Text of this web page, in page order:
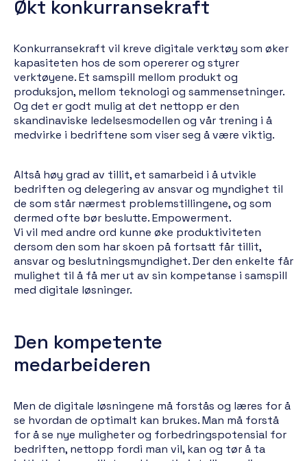
Økt konkurransekraft
Konkurransekraft vil kreve digitale verktøy som øker
kapasiteten hos de som opererer og styrer
verktøyene. Et samspill mellom produkt og
produksjon, mellom teknologi og sammensetninger.
Og det er godt mulig at det nettopp er den
skandinaviske ledelsesmodellen og vår trening i å
medvirke i bedriftene som viser seg å være viktig.
Altså høy grad av tillit, et samarbeid i å utvikle
bedriften og delegering av ansvar og myndighet til
de som står nærmest problemstillingene, og som
dermed ofte bør beslutte. Empowerment.
Vi vil med andre ord kunne øke produktiviteten
dersom den som har skoen på fortsatt får tillit,
ansvar og beslutningsmyndighet. Der den enkelte får
mulighet til å få mer ut av sin kompetanse i samspill
med digitale løsninger.
Den kompetente
medarbeideren
Men de digitale løsningene må forstås og læres for å
se hvordan de optimalt kan brukes. Man må forstå
for å se nye muligheter og forbedringspotensial for
bedriften, nettopp fordi man vil, kan og tør å ta